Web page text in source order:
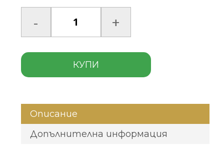
КУПИ
Описание
Допълнителна информация